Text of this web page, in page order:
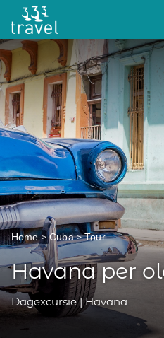
Home Cuba Tour
Havana per
Dagexcursie | Havana